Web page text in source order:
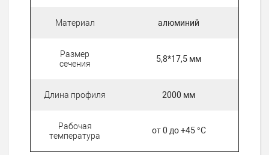
Материал алюминий
Размер
сечения
5,8*17,5 мм
Длина профиля 2000 мм
Рабочая
температура
от 0 до +45 °С